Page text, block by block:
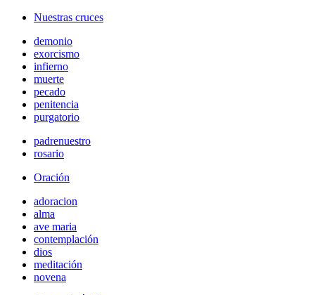
Nuestras cruces
demonio
exorcismo
infierno
muerte
pecado
penitencia
purgatorio
padrenuestro
rosario
Oración
adoracion
alma
ave maria
contemplación
dios
meditación
novena